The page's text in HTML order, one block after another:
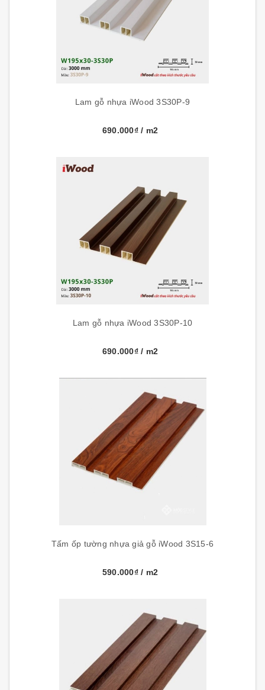
Lam gỗ nhựa iWood 3S30P-9
690.000₫/ m2
Lam gỗ nhựa iWood 3S30P-10
690.000₫/ m2
Tấm ốp tường nhựa giả gỗ iWood 3S15-6
590.000₫/ m2